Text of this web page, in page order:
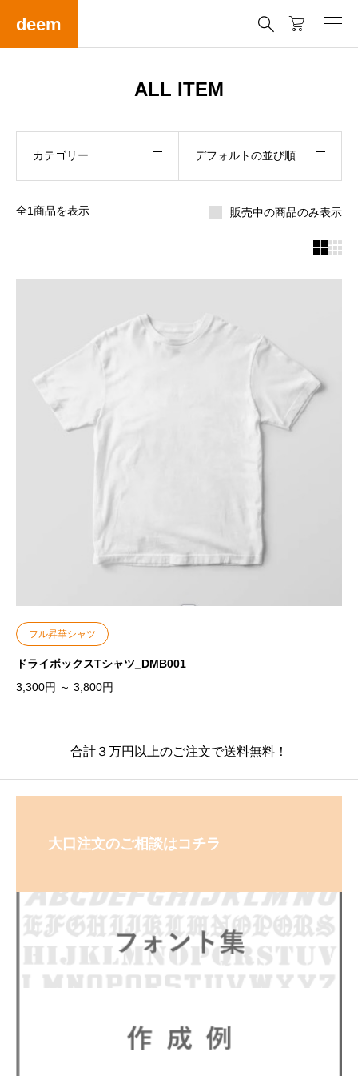
deem 
ALL ITEM
全1商品を表示
カテゴリー デフォルトの並び順
販売中の商品のみ表示

フル昇華シャツ
ドライボックスTシャツ_DMB001
3,300円 ～ 3,800円
合計３万円以上のご注文で送料無料！
大口注文のご相談はコチラ